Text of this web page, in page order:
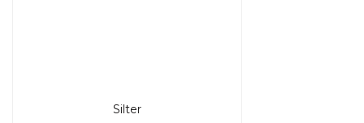
Silter